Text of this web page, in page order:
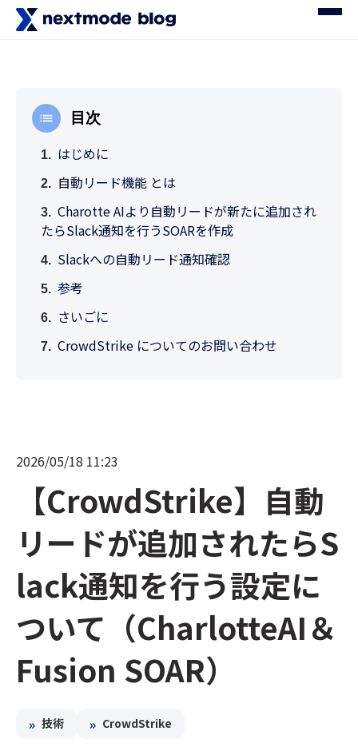
目次
はじめに
自動リード機能 とは
Charotte AIより自動リードが新たに追加され
たらSlack通知を行うSOARを作成
Slackへの自動リード通知確認
参考
さいごに
CrowdStrike についてのお問い合わせ
2026/05/18 11:23
【CrowdStrike】自動
リードが追加されたらS
lack通知を行う設定に
ついて（CharlotteAI＆
Fusion SOAR）
» 技術 » CrowdStrike